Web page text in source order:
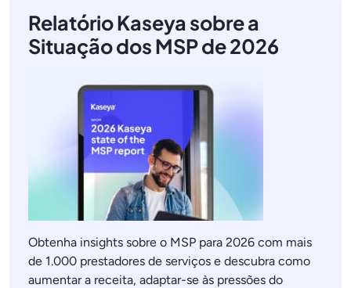
Relatório Kaseya sobre a
Situação dos MSP de 2026
Obtenha insights sobre o MSP para 2026 com mais
de 1.000 prestadores de serviços e descubra como
aumentar a receita, adaptar-se às pressões do